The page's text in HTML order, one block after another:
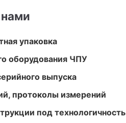
упаковка
оборудования ЧПУ
выпуска
протоколы измерений
под технологичность